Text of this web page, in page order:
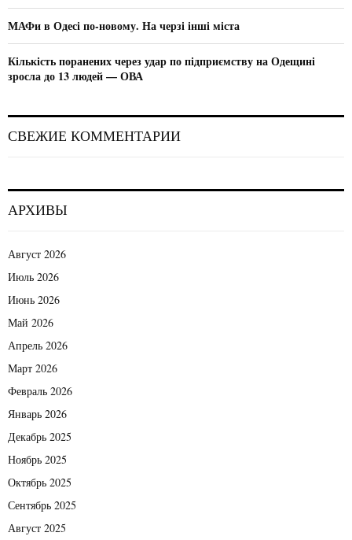
МАФи в Одесі по-новому. На черзі інші міста
Кількість поранених через удар по підприємству на Одещині
зросла до 13 людей — ОВА
СВЕЖИЕ КОММЕНТАРИИ
АРХИВЫ
Август 2026
Июль 2026
Июнь 2026
Май 2026
Апрель 2026
Март 2026
Февраль 2026
Январь 2026
Декабрь 2025
Ноябрь 2025
Октябрь 2025
Сентябрь 2025
Август 2025